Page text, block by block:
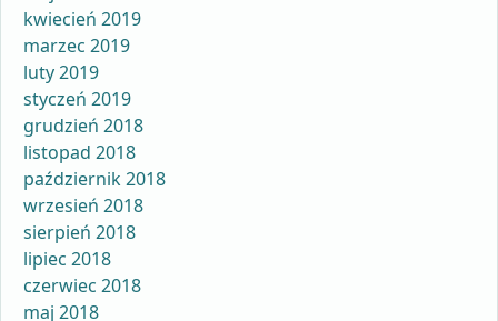
kwiecień 2019
marzec 2019
luty 2019
styczeń 2019
grudzień 2018
listopad 2018
październik 2018
wrzesień 2018
sierpień 2018
lipiec 2018
czerwiec 2018
maj 2018